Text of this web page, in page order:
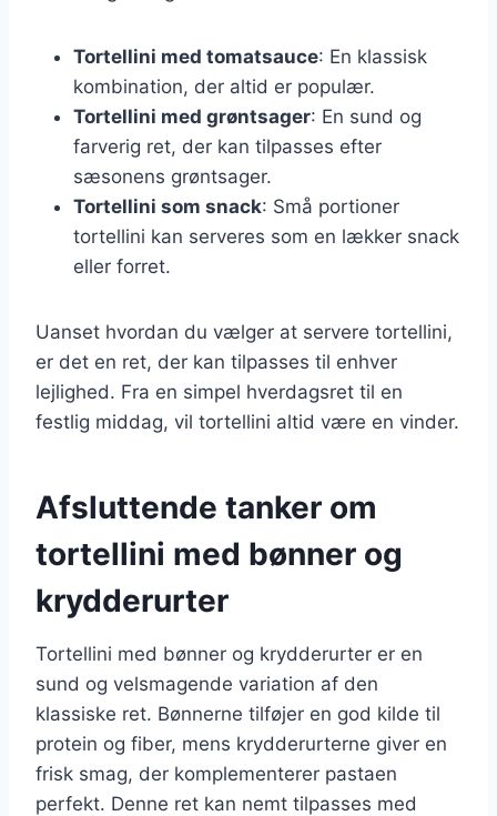
Tortellini med tomatsauce: En klassisk
kombination, der altid er populær.
Tortellini med grøntsager: En sund og
farverig ret, der kan tilpasses efter
sæsonens grøntsager.
Tortellini som snack: Små portioner
tortellini kan serveres som en lækker snack
eller forret.
Uanset hvordan du vælger at servere tortellini,
er det en ret, der kan tilpasses til enhver
lejlighed. Fra en simpel hverdagsret til en
festlig middag, vil tortellini altid være en vinder.
Afsluttende tanker om
tortellini med bønner og
krydderurter
Tortellini med bønner og krydderurter er en
sund og velsmagende variation af den
klassiske ret. Bønnerne tilføjer en god kilde til
protein og fiber, mens krydderurterne giver en
frisk smag, der komplementerer pastaen
perfekt. Denne ret kan nemt tilpasses med